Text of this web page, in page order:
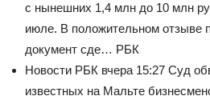
с нынешних 1,4 млн до 10 млн
июле. В положительном отзыве
документ сде… РБК
Новости РБК вчера 15:27 Суд
известных на Мальте